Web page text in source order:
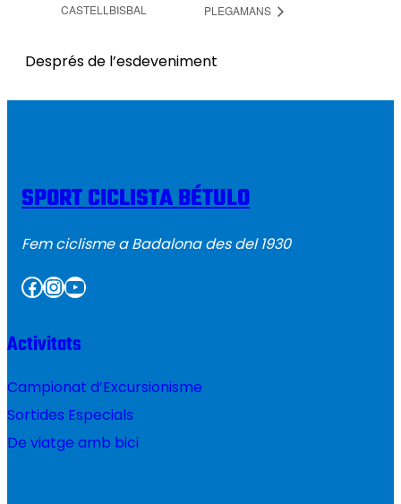
CASTELLBISBAL
PLEGAMANS
Després de l’esdeveniment
SPORT CICLISTA BÉTULO
Fem ciclisme a Badalona des del 1930
Facebook InstagramYouTube
Activitats
Campionat d’Excursionisme
Sortides Especials
De viatge amb bici